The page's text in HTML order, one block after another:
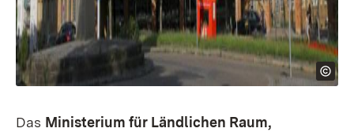
Das Ministerium für Ländlichen Raum,